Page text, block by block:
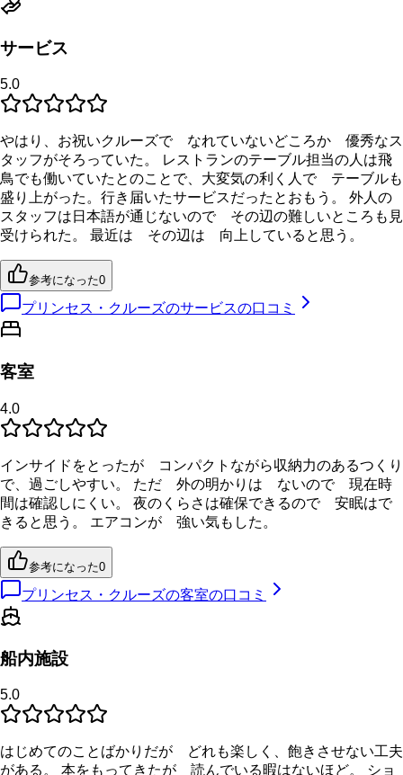
サービス
5.0
やはり、お祝いクルーズで なれていないどころか 優秀なス
タッフがそろっていた。 レストランのテーブル担当の人は飛
鳥でも働いていたとのことで、大変気の利く人で テーブルも
盛り上がった。行き届いたサービスだったとおもう。 外人の
スタッフは日本語が通じないので その辺の難しいところも見
受けられた。 最近は その辺は 向上していると思う。
参考になった0
プリンセス・クルーズのサービスの口コミ
客室
4.0
インサイドをとったが コンパクトながら収納力のあるつくり
で、過ごしやすい。 ただ 外の明かりは ないので 現在時
間は確認しにくい。 夜のくらさは確保できるので 安眠はで
きると思う。 エアコンが 強い気もした。
参考になった0
プリンセス・クルーズの客室の口コミ
船内施設
5.0
はじめてのことばかりだが どれも楽しく、飽きさせない工夫
がある。 本をもってきたが 読んでいる暇はないほど。 ショ